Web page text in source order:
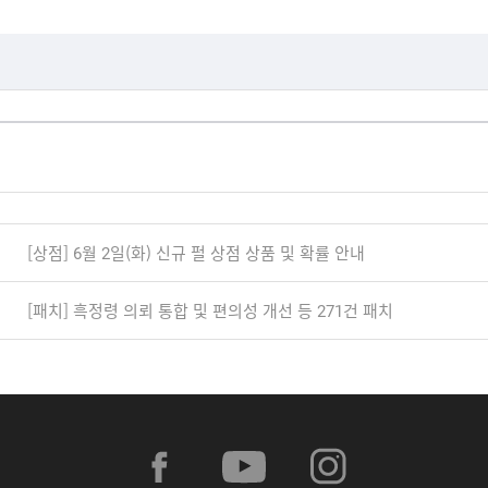
[상점] 6월 2일(화) 신규 펄 상점 상품 및 확률 안내
[패치] 흑정령 의뢰 통합 및 편의성 개선 등 271건 패치
a
c
o
u
n
s